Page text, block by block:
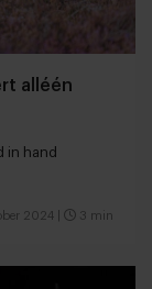
alléén
in hand
2024 3 min